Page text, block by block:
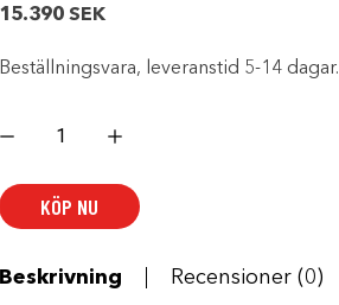
15.390 SEK
Beställningsvara, leveranstid 5-14 dagar.
KÖP NU
Beskrivning Recensioner (0)